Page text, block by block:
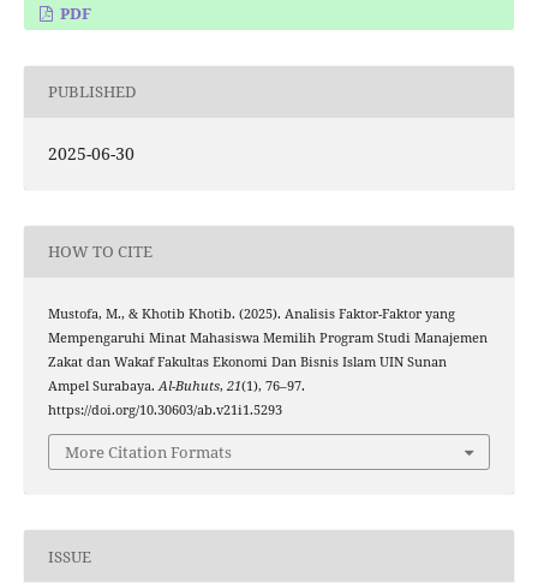
PDF
PUBLISHED
2025-06-30
HOW TO CITE
Mustofa, M., & Khotib Khotib. (2025). Analisis Faktor-Faktor yang
Mempengaruhi Minat Mahasiswa Memilih Program Studi Manajemen
Zakat dan Wakaf Fakultas Ekonomi Dan Bisnis Islam UIN Sunan
Ampel Surabaya. Al-Buhuts, 21(1), 76–97.
https://doi.org/10.30603/ab.v21i1.5293
More Citation Formats
ISSUE